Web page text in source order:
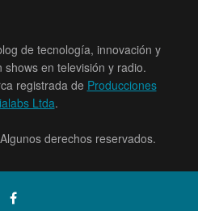
de tecnología, innovación y
en televisión y radio.
registrada de Producciones
Ltda.
derechos reservados.